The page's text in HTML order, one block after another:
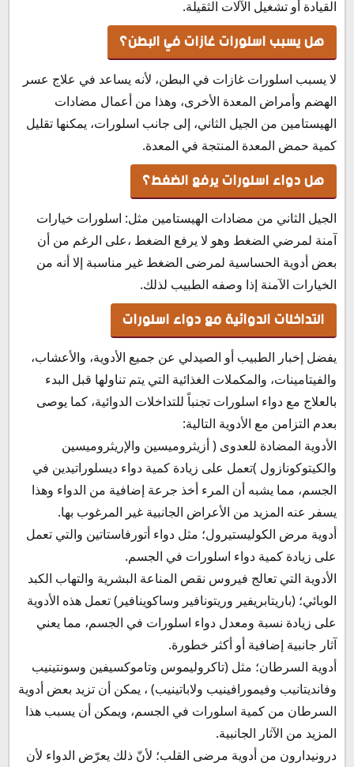
القيادة أو تشغيل الآلات الثقيلة.
هل يسبب اسلورات غازات في البطن؟
لا يسبب اسلورات غازات في البطن، لأنه يساعد في علاج عسر
الهضم وأمراض المعدة الأخرى، وهذا من أعمال مضادات
الهيستامين من الجيل الثاني، إلى جانب اسلورات، يمكنها تقليل
كمية حمض المعدة المنتجة في المعدة.
هل دواء اسلورات يرفع الضغط؟
الجيل الثاني من مضادات الهيستامين مثل: اسلورات خيارات
آمنة لمرضي الضغط وهو لا يرفع الضغط ،على الرغم من أن
بعض أدوية الحساسية لمرضى الضغط غير مناسبة إلا أنه من
الخيارات الآمنة إذا وصفه الطبيب لذلك.
التداخلات الدوائية مع دواء اسلورات
يفضل إخبار الطبيب أو الصيدلي عن جميع الأدوية، والأعشاب،
والفيتامينات، والمكملات الغذائية التي يتم تناولها قبل البدء
بالعلاج مع دواء اسلورات تجنباً للتداخلات الدوائية، كما يوصى
بعدم التزامن مع الأدوية التالية:
الأدوية المضادة للعدوى ( أزيثروميسين والإريثروميسين
والكيتوكونازول )تعمل على زيادة كمية دواء ديسلوراتيدين في
الجسم، مما يشبه أن المرء أخذ جرعة إضافية من الدواء وهذا
يسفر عنه المزيد من الأعراض الجانبية غير المرغوب بها.
أدوية مرض الكوليستيرول؛ مثل دواء أتورفاستاتين والتي تعمل
على زيادة كمية دواء اسلورات في الجسم.
الأدوية التي تعالج فيروس نقص المناعة البشرية والتهاب الكبد
الوبائي؛ (باريتابريفير وريتونافير وساكوينافير) تعمل هذه الأدوية
على زيادة نسبة ومعدل دواء اسلورات في الجسم، مما يعني
آثار جانبية إضافية أو أكثر خطورة.
أدوية السرطان؛ مثل (تاكروليموس وتاموكسيفين وسونتينيب
وفانديتانيب وفيمورافينيب ولاباتينيب) ، يمكن أن تزيد بعض أدوية
السرطان من كمية اسلورات في الجسم، ويمكن أن يسبب هذا
المزيد من الآثار الجانبية.
درونيدارون من أدوية مرضى القلب؛ لأنّ ذلك يعرّض الدواء لأن